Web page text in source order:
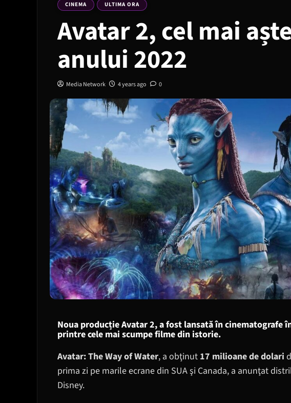
CINEMA ULTIMA ORA
Avatar 2, cel mai
anului 2022
Media Network 4 years ago 0
Noua producție Avatar 2, a fost lansată în cinematografe
printre cele mai scumpe filme din istorie.
Avatar: The Way of Water, a obţinut 17 milioane de dolari
prima zi pe marile ecrane din SUA şi Canada, a anunţat
Disney.